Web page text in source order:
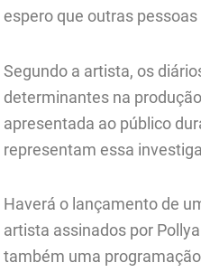
espero que outras
Segundo a artista, os
determinantes na
apresentada ao público
representam essa
Haverá o lançamento de
artista assinados por
também uma